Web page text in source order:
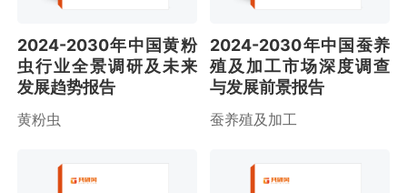
2024-2030年中国黄粉
虫行业全景调研及未来
发展趋势报告
黄粉虫
2024-2030年中国蚕养
殖及加工市场深度调查
与发展前景报告
蚕养殖及加工